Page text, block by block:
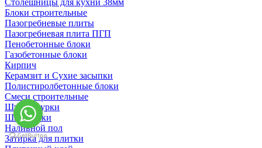
Столешницы для кухни 38мм
Блоки строительные
Пазогребневые плиты
Пазогребневая плита ПГП
Пенобетонные блоки
Газобетонные блоки
Кирпич
Керамзит и Сухие засыпки
Полистиролбетонные блоки
Смеси строительные
Штукартурки
Шпаклевки
Наливной пол
Затирка для плитки